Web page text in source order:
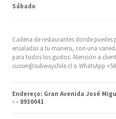
Cadena de restaurantes donde puedes
ensaladas a tu manera, con una
para todos los gustos. Atención a
cusser@subwaychile.cl o WhatsApp +56
Endereço: Gran Avenida José
- - 8930041
Sábado